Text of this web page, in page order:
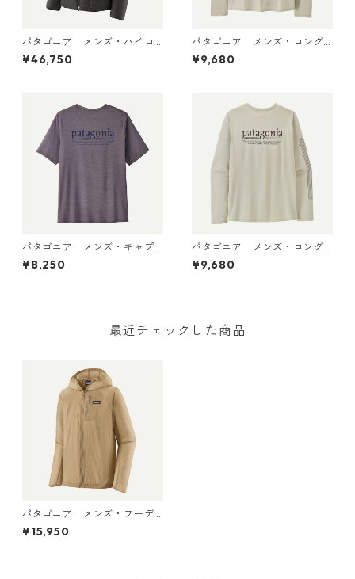
パタゴニア メンズ・ハイロ
フト・ナノ・パフ・フーデ
¥46,750
パタゴニア メンズ・ロング
スリーブ・キャプリーン・ク
ール・デイリー・シャツ（パ
¥9,680
パタゴニア メンズ・キャプ
リーン・クール・デイリー・
シャツ（ハット・トリッパ
¥8,250
パタゴニア メンズ・ロング
スリーブ・キャプリーン・ク
ール・デイリー・シャツ（ハ
¥9,680
最近チェックした商品
パタゴニア メンズ・フーデ
ィニ・ジャケット (カラー Pu
mice) Patagonia Men's Hou
¥15,950